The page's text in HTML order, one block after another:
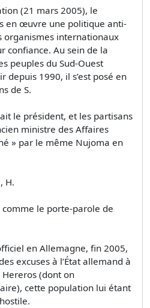
(21 mars 2005), le
en œuvre une politique anti-
organismes internationaux
confiance. Au sein de la
peuples du Sud-Ouest
depuis 1990, il s’est posé en
de S.
le président, et les partisans
ministre des Affaires
» par le même Nujoma en
H.
comme le porte-parole de
en Allemagne, fin 2005,
excuses à l’État allemand à
(dont on
cette population lui étant